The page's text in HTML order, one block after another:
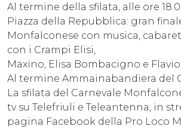
Al termine della sfilata, alle ore
Piazza della Repubblica: gran
Monfalconese con musica,
con i Crampi Elisi,
Maxino, Elisa Bombacigno e Flavio
Al termine Ammainabandiera del
La sfilata del Carnevale
tv su Telefriuli e Teleantenna, in
pagina Facebook della Pro Loco